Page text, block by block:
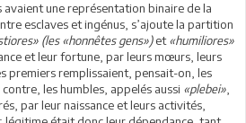
une représentation binaire de la
esclaves et ingénus, s’ajoute la partition
(les «honnêtes gens»)et«humiliores»
et leur fortune, par leurs mœurs, leurs
premiers remplissaient, pensait-on, les
les humbles, appelés aussi «plebei»,
par leur naissance et leurs activités,